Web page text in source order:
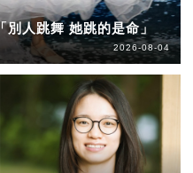
人跳舞 她跳的是命」
2026-08-04